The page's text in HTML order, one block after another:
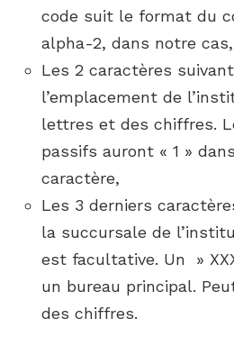
code suit le format du
alpha-2, dans notre
Les 2 caractères
l’emplacement de
lettres et des chiffres.
passifs auront « 1 »
caractère,
Les 3 derniers
la succursale de
est facultative. Un »
un bureau principal.
des chiffres.